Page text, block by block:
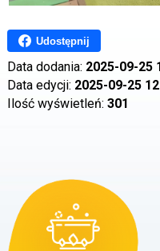
Udostępnij
Data dodania: 2025-09-25
Data edycji: 2025-09-25
Ilość wyświetleń: 301